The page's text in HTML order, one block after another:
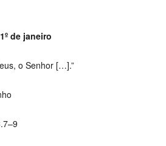
de janeiro
o Senhor […].”